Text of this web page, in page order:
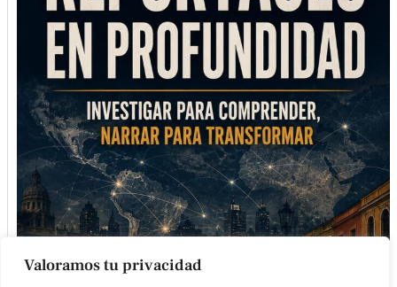
Valoramos tu privacidad